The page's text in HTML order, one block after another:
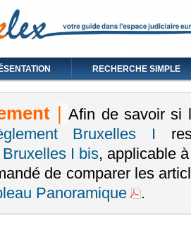
RECHERCHE SIMPLE
| Afin de savoir si
Bruxelles I
I bis, applicable
de comparer les
Panoramique .